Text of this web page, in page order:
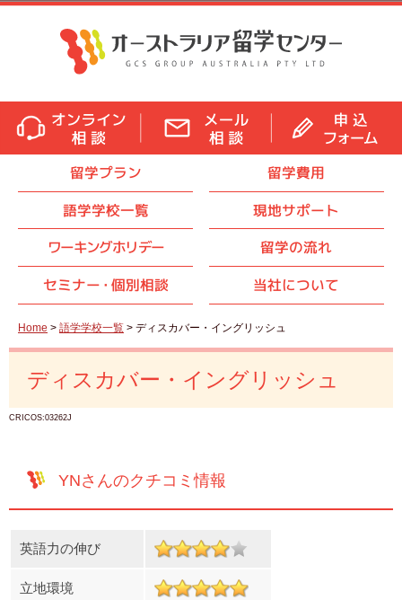
留学プラン
留学費用
語学学校一覧
現地サポート
ワーキングホリデー
留学の流れ
セミナー・ 個別相談 当社について
Home > 語学学校一覧 > ディスカバー・イングリッシュ
ディスカバー・イングリッシュ
CRICOS:03262J
YNさんのクチコミ情報
英語力の伸び
立地環境